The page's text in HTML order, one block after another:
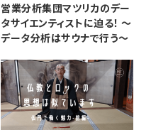
営業分析集団マツリカのデー
タサイエンティストに迫る！ 〜
データ分析はサウナで行う〜